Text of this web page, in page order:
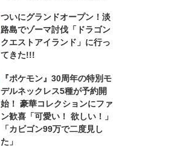
ついにグランドオープン！淡
路島でゾーマ討伐「ドラゴン
クエストアイランド」に行っ
てきた!!!
『ポケモン』30周年の特別モ
デルネックレス5種が予約開
始！ 豪華コレクションにファ
ン歓喜「可愛い！ 欲しい！」
「カビゴン99万で二度見し
た」